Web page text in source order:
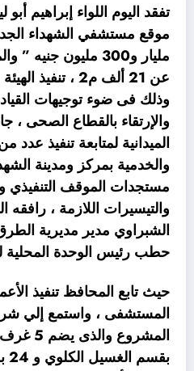
تفقد اليوم اللواء إبراهيم
موقع مستشفي الشهداء
مليار و300 مليون
عن 21 ألف م2 ،
وذلك فى ضوء توجيهات
والإرتقاء بالقطاع الصحى ،
الميدانية لمتابعة تنفيذ
والخدمية بمركز ومدينة
مستجدات الموقف التنفيذي
والتيسيرات اللازمة ،
الشبراوي مدير مديرية
حطب رئيس الوحدة المحلية
حيث تابع المحافظ تنفيذ
المستشفى ، واستمع إلي